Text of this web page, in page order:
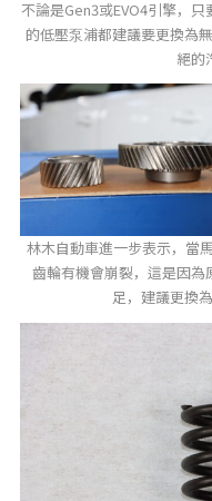
不論是Gen3或EVO4引擎，
的低壓泵浦都建議要更換為
絕的
林木自動車進一步表示，當
齒輪有機會崩裂，這是因
足，建議更換